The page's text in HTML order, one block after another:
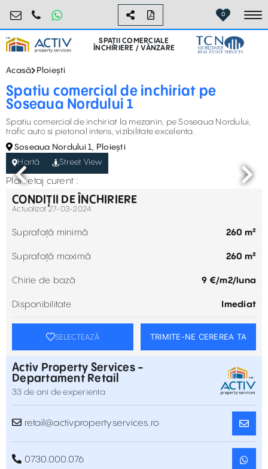
retail@activpropertyservices.ro
0730.000.076 0
SPAȚII COMERCIALE
ÎNCHIRIERE / VÂNZARE
Acasă Ploiești
Spatiu comercial de inchiriat pe
Soseaua Nordului 1
Spatiu comercial de inchiriat la mezanin, pe Soseaua Nordului,
trafic auto si pietonal intens, vizibilitate excelenta.
Soseaua Nordului 1, Ploiești
Hartă
Street View
Plan etaj curent :
CONDIȚII DE ÎNCHIRIERE
Actualizat 27-03-2024
Suprafață minimă 260 m²
Suprafață maximă 260 m²
Chirie de bază 9 €/m2/luna
Disponibilitate Imediat
SELECTEAZĂ TRIMITE-NE CEREREA TA
Activ Property Services -
Departament Retail
33 de ani de experienta
retail@activpropertyservices.ro
0730.000.076